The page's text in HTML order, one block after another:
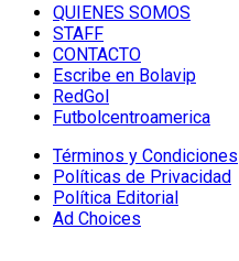
QUIENES SOMOS
STAFF
CONTACTO
Escribe en Bolavip
RedGol
Futbolcentroamerica
Términos y Condiciones
Políticas de Privacidad
Política Editorial
Ad Choices